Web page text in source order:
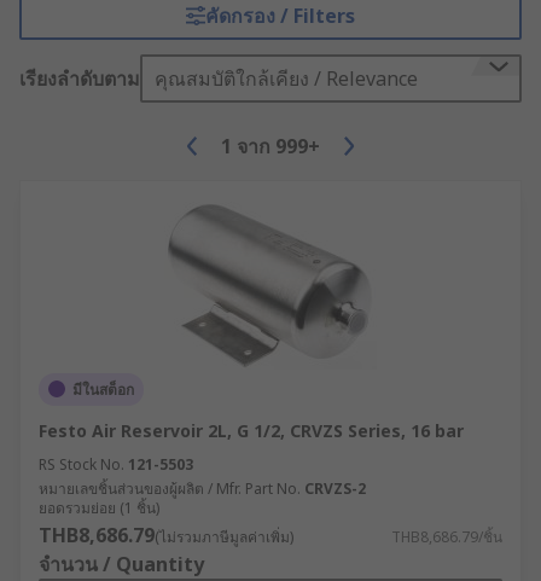
คัดกรอง / Filters
เรียงลำดับตาม คุณสมบัติใกล้เคียง / Relevance
1 จาก 999+
มีในสต็อก
Festo Air Reservoir 2L, G 1/2, CRVZS Series, 16 bar
RS Stock No. 121-5503
หมายเลขชิ้นส่วนของผู้ผลิต / Mfr. Part No. CRVZS-2
ยอดรวมย่อย (1 ชิ้น)
THB8,686.79(ไม่รวมภาษีมูลค่าเพิ่ม) THB8,686.79/ชิ้น
จำนวน / Quantity